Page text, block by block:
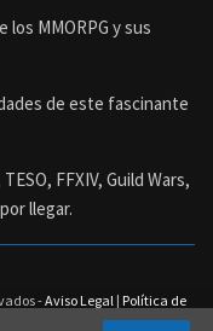
MMORPG y sus
de este fascinante
FFXIV, Guild Wars,
llegar.
-Aviso Legal | Política de